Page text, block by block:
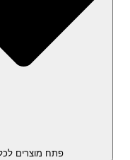
פתח מוצרים